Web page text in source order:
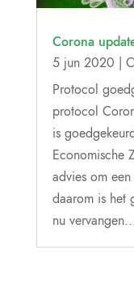
Corona
5 jun 2020 |
Protocol
protocol
is
Economische
advies om
daarom is het
nu